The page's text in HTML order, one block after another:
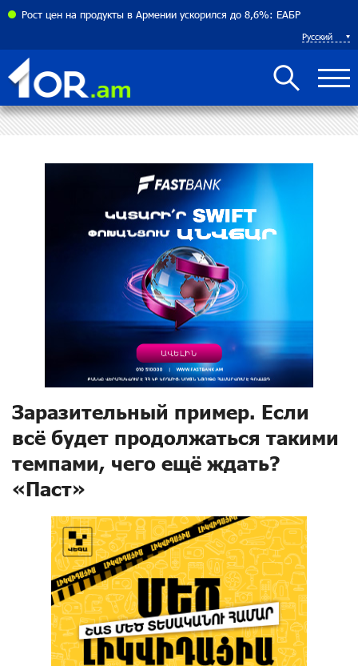
Рост цен на продукты в Армении ускорился до 8,6%: ЕАБР
Русский
Заразительный пример. Если
всё будет продолжаться такими
темпами, чего ещё ждать?
«Паст»